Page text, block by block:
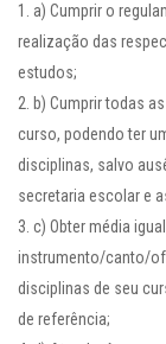
a) Cumprir o
realização das
estudos;
b) Cumprir todas
curso, podendo ter
disciplinas, salvo
secretaria escolar e
c) Obter média
instrumento/canto/
disciplinas de seu
de referência;